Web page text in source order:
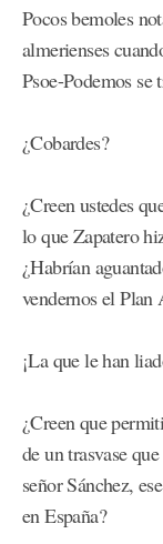
Pocos bemoles
almerienses
Psoe-Podemos se
¿Cobardes?
¿Creen ustedes
lo que Zapatero
¿Habrían
vendernos el Plan
¡La que le han
¿Creen que
de un trasvase
señor Sánchez,
en España?